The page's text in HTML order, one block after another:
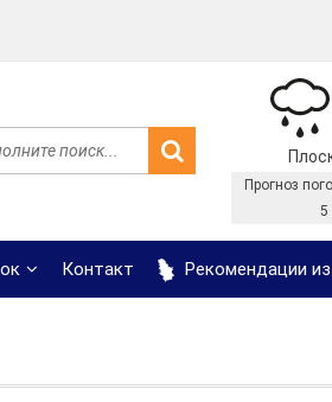
Прогноз
5
Контакт Рекомендации